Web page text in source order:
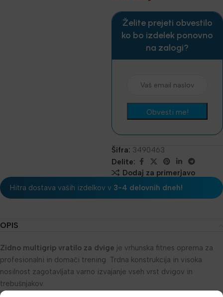
Želite prejeti obvestilo
ko bo izdelek ponovno
na zalogi?
Šifra: 3490463
Delite:
Dodaj za primerjavo
Hitra dostava vaših izdelkov v 3-4 delovnih dneh!
OPIS
Zidno multigrip vratilo za dvige je vrhunska fitnes oprema za
profesionalni in domači trening. Trdna konstrukcija in visoka
nosilnost zagotavljata varno izvajanje vseh vrst dvigov in
trebušnjakov.